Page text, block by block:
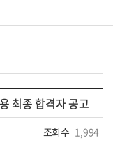
최종 합격자 공고
조회수 1,994